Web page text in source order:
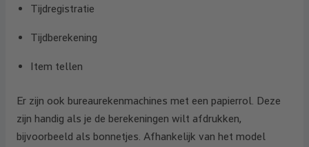
Tijdregistratie
Tijdberekening
Item tellen
Er zijn ook bureaurekenmachines met een papierrol. Deze
zijn handig als je de berekeningen wilt afdrukken,
bijvoorbeeld als bonnetjes. Afhankelijk van het model